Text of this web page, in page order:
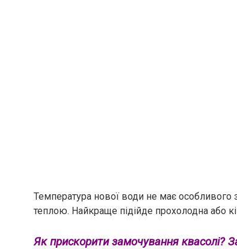
Температура нової води не має особливого
теплою. Найкраще підійде прохолодна або
Як прискорити замочування квасолі?